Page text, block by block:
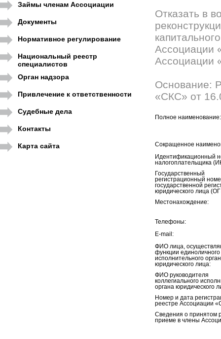
Займы членам Ассоциации
Документы
Нормативное регулирование
Национальный реестр
специалистов
Орган надзора
Привлечение к ответственности
Судебные дела
Контакты
Карта сайта
Отказать в
Ассоциации
Ассоциации
Основание:
«СКС» от
Полное наименование:
Сокращенное
Идентификационный
налогоплательщика
Государственный
регистрационный
государственной
юридического лица
Местонахождение:
Телефоны:
E-mail:
ФИО лица,
функции единоличного
исполнительного
юридического лица:
ФИО руководителя
коллегиального
органа юридического
Номер и дата
реестре Ассоциации
Сведения о принятом
приеме в члены